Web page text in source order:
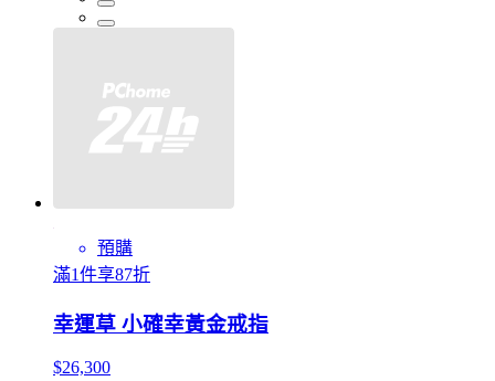
預購
滿1件享87折
幸運草 小確幸黃金戒指
$26,300